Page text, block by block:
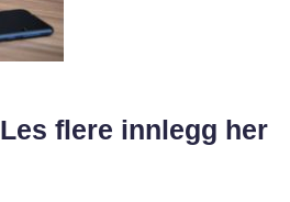
Les flere innlegg her